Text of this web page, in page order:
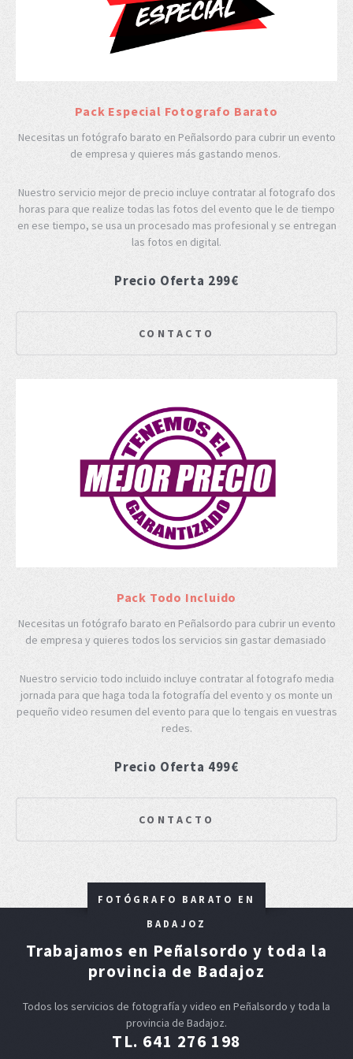
Pack Especial Fotografo Barato
Necesitas un fotógrafo barato en Peñalsordo para cubrir un evento
de empresa y quieres más gastando menos.
Nuestro servicio mejor de precio incluye contratar al fotografo dos
horas para que realize todas las fotos del evento que le de tiempo
en ese tiempo, se usa un procesado mas profesional y se entregan
las fotos en digital.
Precio Oferta 299€
CONTACTO
Pack Todo Incluido
Necesitas un fotógrafo barato en Peñalsordo para cubrir un evento
de empresa y quieres todos los servicios sin gastar demasiado
Nuestro servicio todo incluido incluye contratar al fotografo media
jornada para que haga toda la fotografía del evento y os monte un
pequeño video resumen del evento para que lo tengais en vuestras
redes.
Precio Oferta 499€
CONTACTO
FOTÓGRAFO BARATO EN
BADAJOZ
Trabajamos en Peñalsordo y toda la
provincia de Badajoz
Todos los servicios de fotografía y video en Peñalsordo y toda la
provincia de Badajoz.
TL. 641 276 198